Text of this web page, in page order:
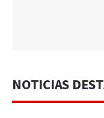
NOTICIAS